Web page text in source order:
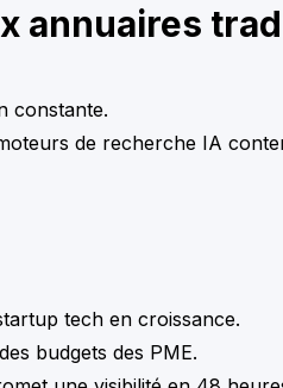
annuaires
constante.
de recherche IA
tech en croissance.
budgets des PME.